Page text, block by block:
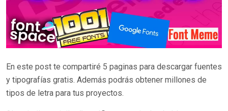
En este post te compartiré 5 paginas para descargar fuentes
y tipografías gratis. Además podrás obtener millones de
tipos de letra para tus proyectos.